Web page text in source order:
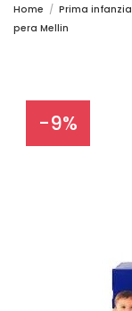
Home Prima infanzia
pera Mellin
-9%